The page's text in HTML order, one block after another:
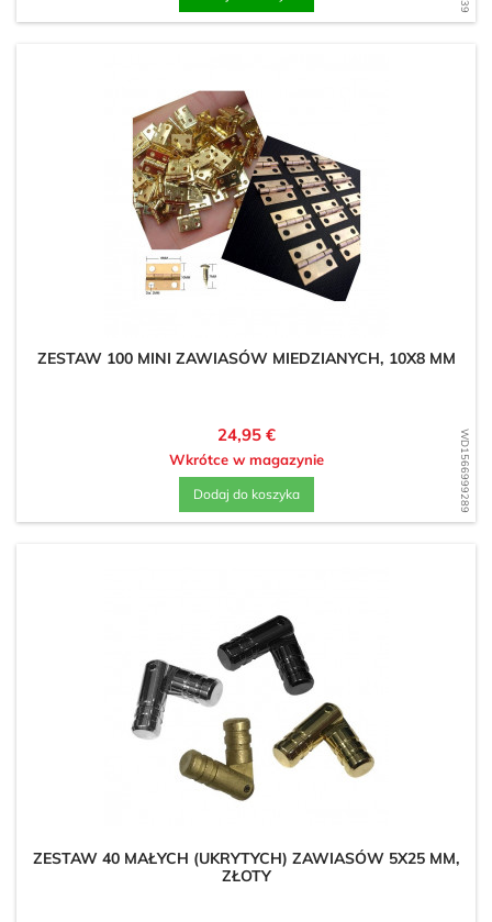
WD1566999289
ZESTAW 100 MINI ZAWIASÓW MIEDZIANYCH, 10X8 MM
Cena
24,95 €
Wkrótce w magazynie
Dodaj do koszyka
ZESTAW 40 MAŁYCH (UKRYTYCH) ZAWIASÓW 5X25 MM,
ZŁOTY